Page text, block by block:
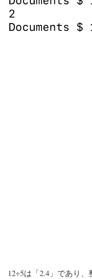
12÷5は「2.4」であり